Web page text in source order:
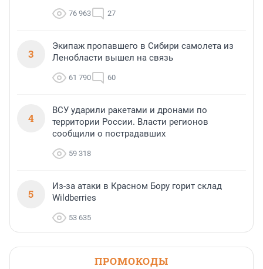
76 963 27
3
Экипаж пропавшего в Сибири самолета из
Ленобласти вышел на связь
61 790 60
4
ВСУ ударили ракетами и дронами по
территории России. Власти регионов
сообщили о пострадавших
59 318
5
Из-за атаки в Красном Бору горит склад
Wildberries
53 635
ПРОМОКОДЫ